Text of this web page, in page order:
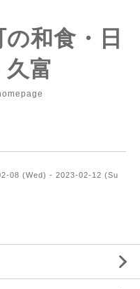
和食・日
富
08 (Wed) - 2023-02-12 (Su